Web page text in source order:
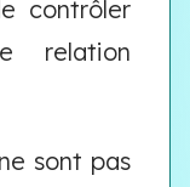
contrôler
relation
sont pas